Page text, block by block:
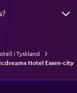
i Tyskland
Hotel Essen-city